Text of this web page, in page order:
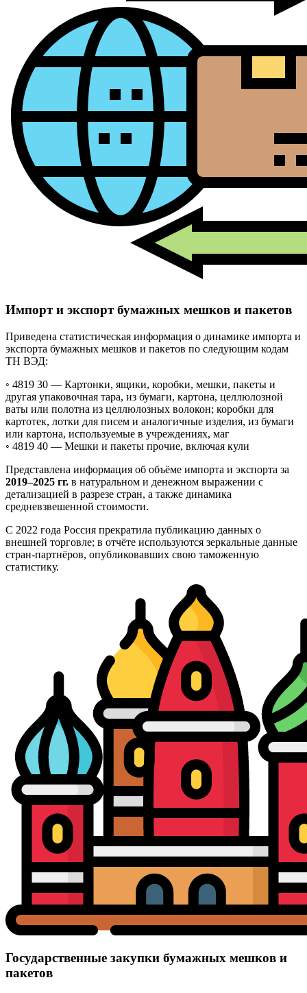
Импорт и экспорт бумажных мешков и пакетов
Приведена статистическая информация о динамике импорта и
экспорта бумажных мешков и пакетов по следующим кодам
ТН ВЭД:
◦ 4819 30 — Картонки, ящики, коробки, мешки, пакеты и
другая упаковочная тара, из бумаги, картона, целлюлозной
ваты или полотна из целлюлозных волокон; коробки для
картотек, лотки для писем и аналогичные изделия, из бумаги
или картона, используемые в учреждениях, маг
◦ 4819 40 — Мешки и пакеты прочие, включая кули
Представлена информация об объёме импорта и экспорта за
2019–2025 гг. в натуральном и денежном выражении с
детализацией в разрезе стран, а также динамика
средневзвешенной стоимости.
С 2022 года Россия прекратила публикацию данных о
внешней торговле; в отчёте используются зеркальные данные
стран-партнёров, опубликовавших свою таможенную
статистику.
Государственные закупки бумажных мешков и
пакетов